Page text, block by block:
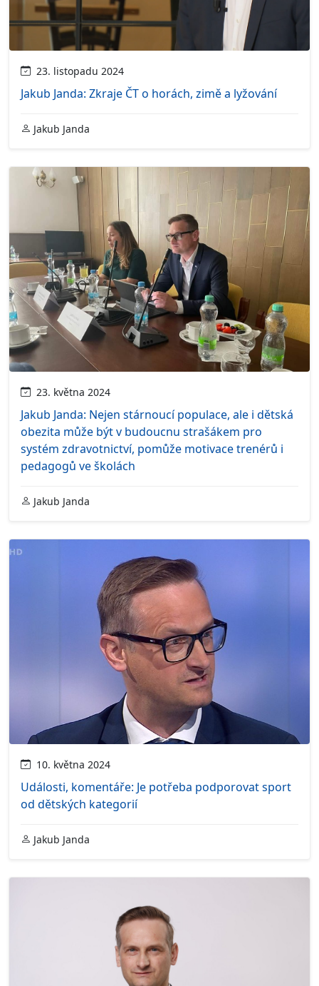
23. listopadu 2024
Jakub Janda: Zkraje ČT o horách, zimě a lyžování
Jakub Janda
23. května 2024
Jakub Janda: Nejen stárnoucí populace, ale i dětská
obezita může být v budoucnu strašákem pro
systém zdravotnictví, pomůže motivace trenérů i
pedagogů ve školách
Jakub Janda
10. května 2024
Události, komentáře: Je potřeba podporovat sport
od dětských kategorií
Jakub Janda